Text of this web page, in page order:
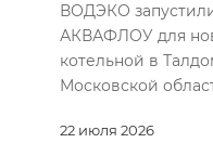
22 июля 2026
ВОДЭКО
АКВАФЛОУ для
котельной в
Московской